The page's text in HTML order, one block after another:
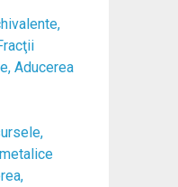
Aducerea